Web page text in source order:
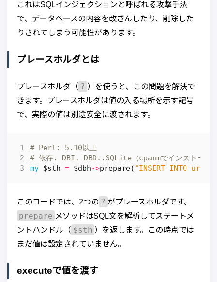
これはSQLインジェクションと呼ばれる攻撃手法
で、データベースの内容を改ざんしたり、削除した
りされてしまう可能性があります。
プレースホルダとは
プレースホルダ（ ? ）を使うと、この問題を解決で
きます。プレースホルダは値の入る場所を示す記号
で、実際の値は別途安全に渡されます。
# Perl: 5.10以上
# 依存: DBI, DBD::SQLite（cpanmでインストール
my $sth = $dbh->prepare( "INSERT INTO
このコードでは、2つの ? がプレースホルダです。
prepare メソッドはSQL文を解析してステートメ
ントハンドル（ $sth ）を返します。この時点では
まだ値は設定されていません。
executeで値を渡す